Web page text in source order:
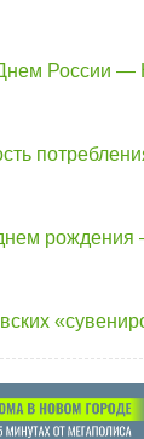
России —
рождения